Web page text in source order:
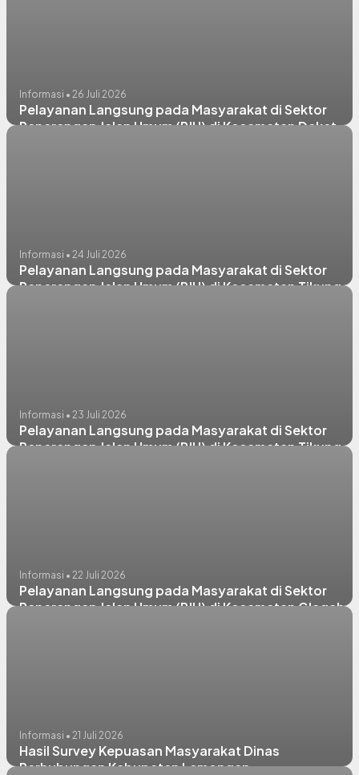
Informasi • 26 Juli 2026
Pelayanan Langsung pada Masyarakat di Sektor
Penerangan Jalan Umum (PJU) di Kecamatan Deket
Informasi • 24 Juli 2026
Pelayanan Langsung pada Masyarakat di Sektor
Penerangan Jalan Umum (PJU) di Kecamatan Tikung,
Informasi • 23 Juli 2026
Pelayanan Langsung pada Masyarakat di Sektor
Penerangan Jalan Umum (PJU) di Kecamatan Tikung,
Informasi • 22 Juli 2026
Pelayanan Langsung pada Masyarakat di Sektor
Penerangan Jalan Umum (PJU) di Kecamatan Glagah,
Informasi • 21 Juli 2026
Hasil Survey Kepuasan Masyarakat Dinas
Perhubungan Kabupaten Lamongan